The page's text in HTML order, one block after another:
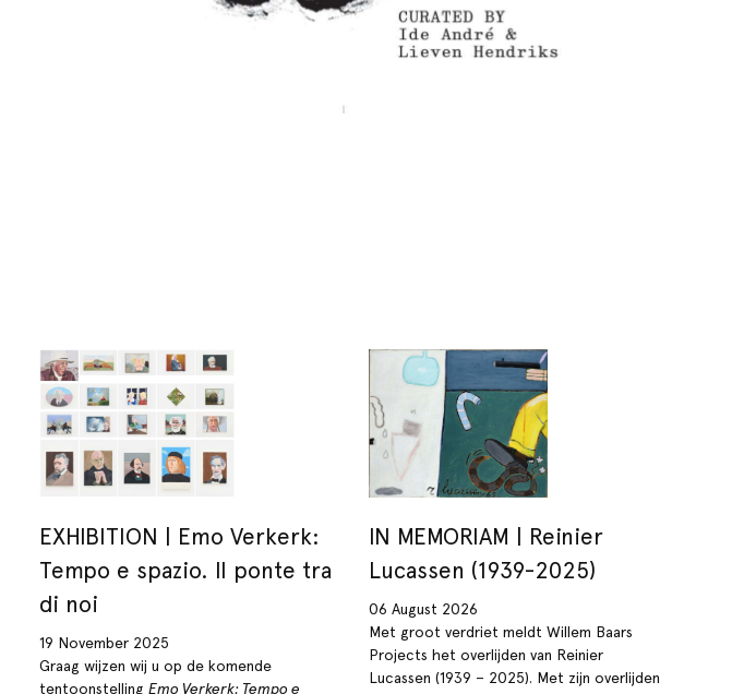
EXHIBITION | Emo Verkerk:
Tempo e spazio. Il ponte tra
di noi
19 November 2025
Graag wijzen wij u op de komende
tentoonstelling Emo Verkerk: Tempo e
IN MEMORIAM | Reinier
Lucassen (1939-2025)
06 August 2026
Met groot verdriet meldt Willem Baars
Projects het overlijden van Reinier
Lucassen (1939 – 2025). Met zijn overlijden